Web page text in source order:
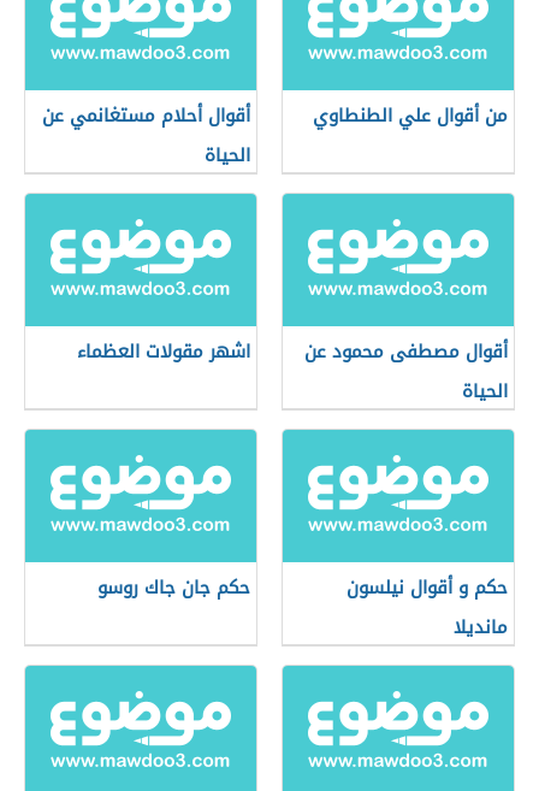
من أقوال علي الطنطاوي
أقوال أحلام مستغانمي عن
الحياة
أقوال مصطفى محمود عن
الحياة
اشهر مقولات العظماء
حكم و أقوال نيلسون
مانديلا
حكم جان جاك روسو